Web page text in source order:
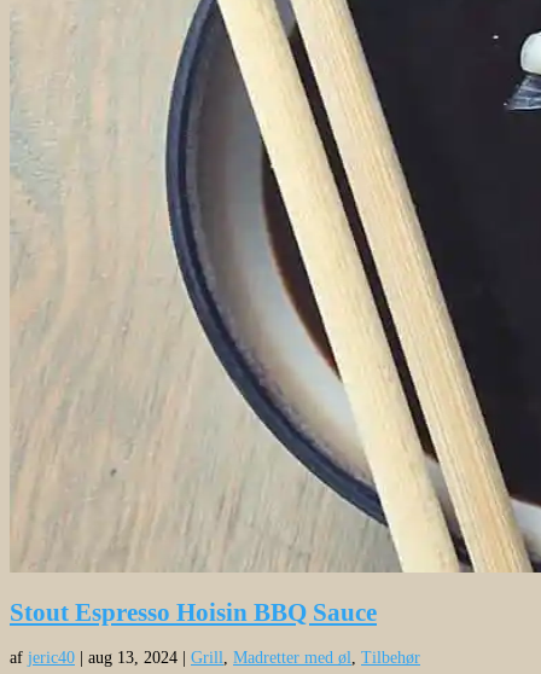
Stout Espresso Hoisin BBQ Sauce
af jeric40 aug 13, 2024 Grill, Madretter med øl, Tilbehør